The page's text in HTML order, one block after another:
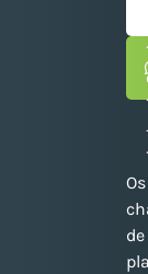
Os
de